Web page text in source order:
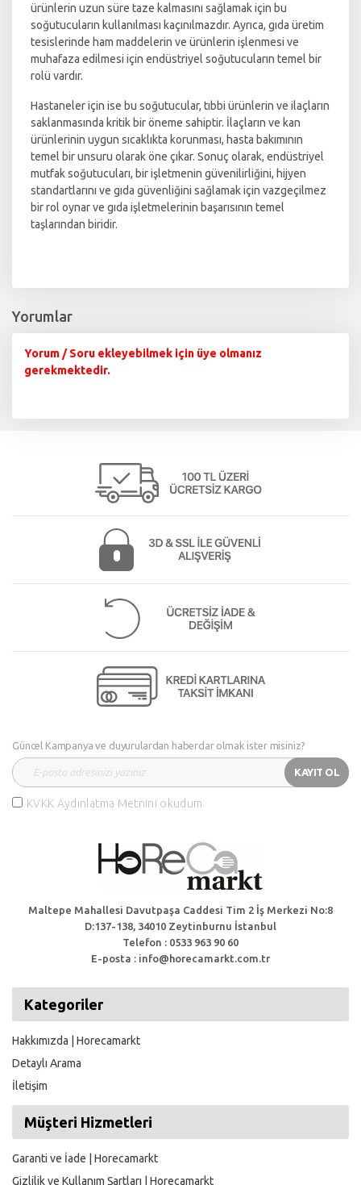
ürünlerin uzun süre taze kalmasını sağlamak için bu
soğutucuların kullanılması kaçınılmazdır. Ayrıca, gıda üretim
tesislerinde ham maddelerin ve ürünlerin işlenmesi ve
muhafaza edilmesi için endüstriyel soğutucuların temel bir
rolü vardır.
Hastaneler için ise bu soğutucular, tıbbi ürünlerin ve ilaçların
saklanmasında kritik bir öneme sahiptir. İlaçların ve kan
ürünlerinin uygun sıcaklıkta korunması, hasta bakımının
temel bir unsuru olarak öne çıkar. Sonuç olarak, endüstriyel
mutfak soğutucuları, bir işletmenin güvenilirliğini, hijyen
standartlarını ve gıda güvenliğini sağlamak için vazgeçilmez
bir rol oynar ve gıda işletmelerinin başarısının temel
taşlarından biridir.
Yorumlar
Yorum / Soru ekleyebilmek için üye olmanız
gerekmektedir.
Güncel Kampanya ve duyurulardan haberdar olmak ister misiniz?
KAYIT OL
KVKK Aydınlatma Metnini okudum
Maltepe Mahallesi Davutpaşa Caddesi Tim 2 İş Merkezi No:8
D:137-138, 34010 Zeytinburnu İstanbul
Telefon : 0533 963 90 60
E-posta : info@horecamarkt.com.tr
Kategoriler
Hakkımızda | Horecamarkt
Detaylı Arama
İletişim
Müşteri Hizmetleri
Garanti ve İade | Horecamarkt
Gizlilik ve Kullanım Şartları | Horecamarkt